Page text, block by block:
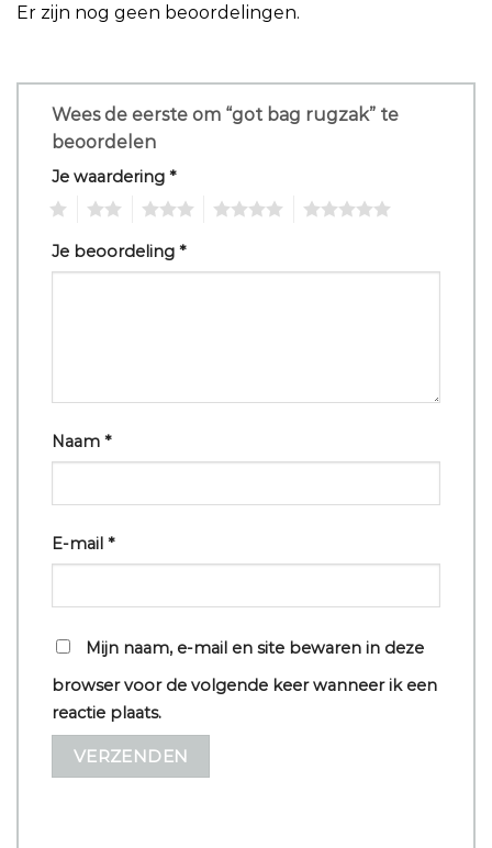
Er zijn nog geen beoordelingen.
Wees de eerste om “got bag rugzak” te
beoordelen
Je waardering *
Je beoordeling *
Naam *
E-mail *
Mijn naam, e-mail en site bewaren in deze
browser voor de volgende keer wanneer ik een
reactie plaats.